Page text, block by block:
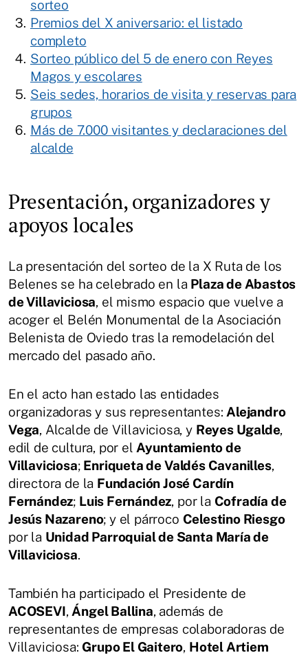
sorteo
Premios del X aniversario: el listado
completo
Sorteo público del 5 de enero con Reyes
Magos y escolares
Seis sedes, horarios de visita y reservas para
grupos
Más de 7.000 visitantes y declaraciones del
alcalde
Presentación, organizadores y
apoyos locales
La presentación del sorteo de la X Ruta de los
Belenes se ha celebrado en la Plaza de Abastos
de Villaviciosa, el mismo espacio que vuelve a
acoger el Belén Monumental de la Asociación
Belenista de Oviedo tras la remodelación del
mercado del pasado año.
En el acto han estado las entidades
organizadoras y sus representantes: Alejandro
Vega, Alcalde de Villaviciosa, y Reyes Ugalde,
edil de cultura, por el Ayuntamiento de
Villaviciosa; Enriqueta de Valdés Cavanilles,
directora de la Fundación José Cardín
Fernández; Luis Fernández, por la Cofradía de
Jesús Nazareno; y el párroco Celestino Riesgo
por la Unidad Parroquial de Santa María de
Villaviciosa.
También ha participado el Presidente de
ACOSEVI, Ángel Ballina, además de
representantes de empresas colaboradoras de
Villaviciosa: Grupo El Gaitero, Hotel Artiem